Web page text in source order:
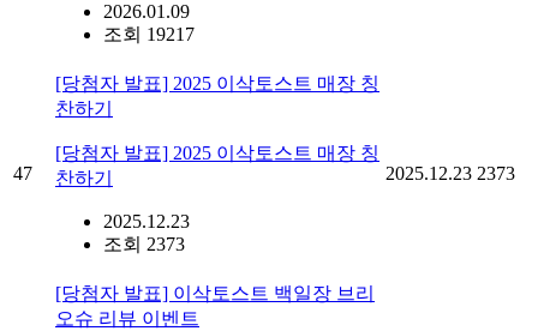
2026.01.09
조회 19217
47
[당첨자 발표] 2025 이삭토스트 매장 칭
찬하기
[당첨자 발표] 2025 이삭토스트 매장 칭
찬하기
2025.12.23
조회 2373
2025.12.23 2373
[당첨자 발표] 이삭토스트 백일장 브리
오슈 리뷰 이벤트